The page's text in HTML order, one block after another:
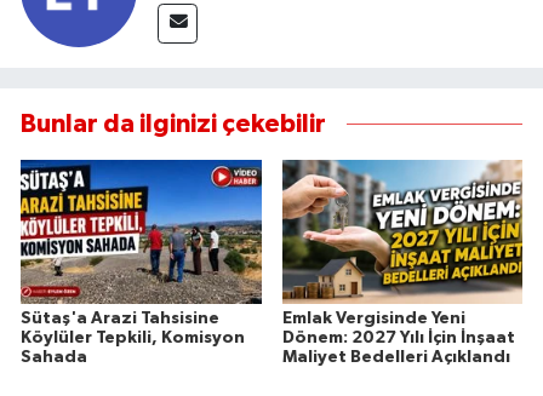
Bunlar da ilginizi çekebilir
Sütaş'a Arazi Tahsisine
Köylüler Tepkili, Komisyon
Sahada
Emlak Vergisinde Yeni
Dönem: 2027 Yılı İçin İnşaat
Maliyet Bedelleri Açıklandı